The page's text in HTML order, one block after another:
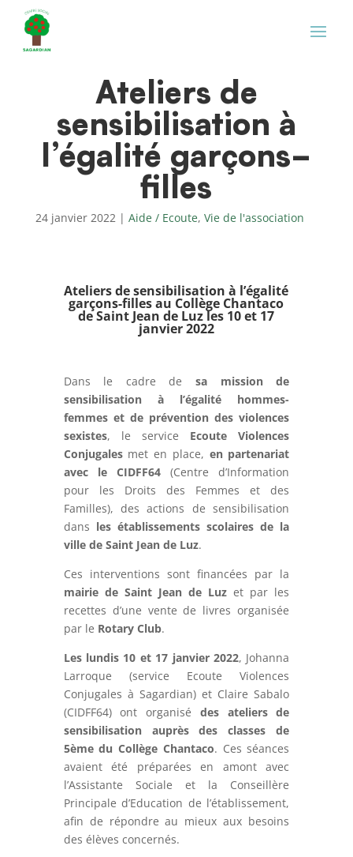
Ateliers de
sensibilisation à
l’égalité garçons-
filles
24 janvier 2022| Aide / Ecoute, Vie de l'association
Ateliers de sensibilisation à l’égalité
garçons-filles au Collège Chantaco
de Saint Jean de Luz les 10 et 17
janvier 2022
Dans le cadre desa mission de
sensibilisation à l’égalité hommes-
femmes et de prévention des violences
sexistes, le service Ecoute Violences
Conjugalesmet en place, en partenariat
avec le CIDFF64 (Centre d’Information
pour les Droits des Femmes et des
Familles), des actions de sensibilisation
dans les établissements scolaires de la
ville de Saint Jean de Luz.
Ces interventions sont financées par la
mairie de Saint Jean de Luz et par les
recettes d’une vente de livres organisée
par le Rotary Club.
Les lundis 10 et 17 janvier 2022, Johanna
Larroque (service Ecoute Violences
Conjugales à Sagardian) et Claire Sabalo
(CIDFF64) ont organisé des ateliers de
sensibilisation auprès des classes de
5ème du Collège Chantaco. Ces séances
avaient été préparées en amont avec
l’Assistante Sociale et la Conseillère
Principale d’Education de l’établissement,
afin de répondre au mieux aux besoins
des élèves concernés.